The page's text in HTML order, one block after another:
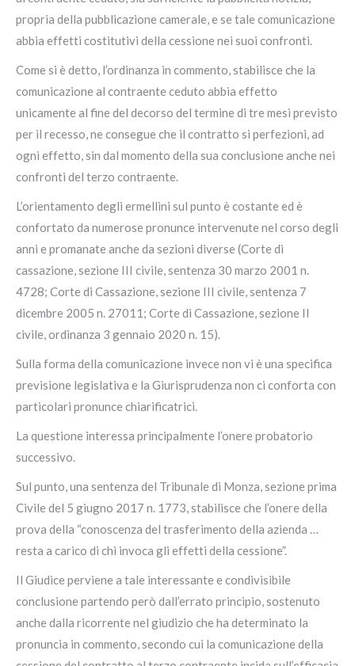
propria della pubblicazione camerale, e se tale comunicazione
abbia effetti costitutivi della cessione nei suoi confronti.
Come si è detto, l’ordinanza in commento, stabilisce che la
comunicazione al contraente ceduto abbia effetto
unicamente al fine del decorso del termine di tre mesi previsto
per il recesso, ne consegue che il contratto si perfezioni, ad
ogni effetto, sin dal momento della sua conclusione anche nei
confronti del terzo contraente.
L’orientamento degli ermellini sul punto è costante ed è
confortato da numerose pronunce intervenute nel corso degli
anni e promanate anche da sezioni diverse (Corte di
cassazione, sezione III civile, sentenza 30 marzo 2001 n.
4728; Corte di Cassazione, sezione III civile, sentenza 7
dicembre 2005 n. 27011; Corte di Cassazione, sezione II
civile, ordinanza 3 gennaio 2020 n. 15).
Sulla forma della comunicazione invece non vi è una specifica
previsione legislativa e la Giurisprudenza non ci conforta con
particolari pronunce chiarificatrici.
La questione interessa principalmente l’onere probatorio
successivo.
Sul punto, una sentenza del Tribunale di Monza, sezione prima
Civile del 5 giugno 2017 n. 1773, stabilisce che l’onere della
prova della “conoscenza del trasferimento della azienda …
resta a carico di chi invoca gli effetti della cessione”.
Il Giudice perviene a tale interessante e condivisibile
conclusione partendo però dall’errato principio, sostenuto
anche dalla ricorrente nel giudizio che ha determinato la
pronuncia in commento, secondo cui la comunicazione della